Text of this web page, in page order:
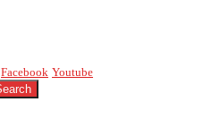
Facebook Youtube